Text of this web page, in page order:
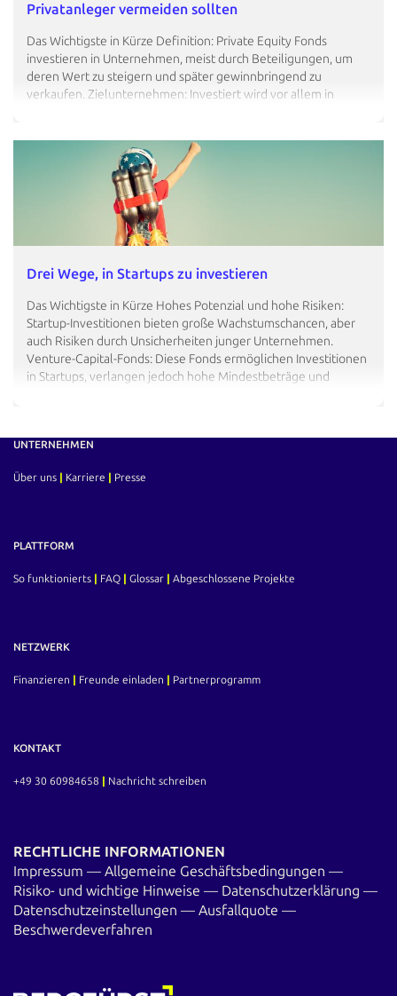
Privatanleger vermeiden sollten
Das Wichtigste in Kürze Definition: Private Equity Fonds
investieren in Unternehmen, meist durch Beteiligungen, um
deren Wert zu steigern und später gewinnbringend zu
verkaufen. Zielunternehmen: Investiert wird vor allem in
Unternehmen, um den Wert zu steigern, oft durch…
Drei Wege, in Startups zu investieren
Das Wichtigste in Kürze Hohes Potenzial und hohe Risiken:
Startup-Investitionen bieten große Wachstumschancen, aber
auch Risiken durch Unsicherheiten junger Unternehmen.
Venture-Capital-Fonds: Diese Fonds ermöglichen Investitionen
in Startups, verlangen jedoch hohe Mindestbeträge und
UNTERNEHMEN
Über uns | Karriere | Presse
PLATTFORM
So funktionierts | FAQ | Glossar | Abgeschlossene Projekte
NETZWERK
Finanzieren | Freunde einladen | Partnerprogramm
KONTAKT
+49 30 60984658 | Nachricht schreiben
RECHTLICHE INFORMATIONEN
Impressum — Allgemeine Geschäftsbedingungen —
Risiko- und wichtige Hinweise — Datenschutzerklärung —
Datenschutzeinstellungen — Ausfallquote —
Beschwerdeverfahren